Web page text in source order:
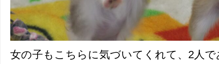
女の子もこちらに気づいてくれて、2人